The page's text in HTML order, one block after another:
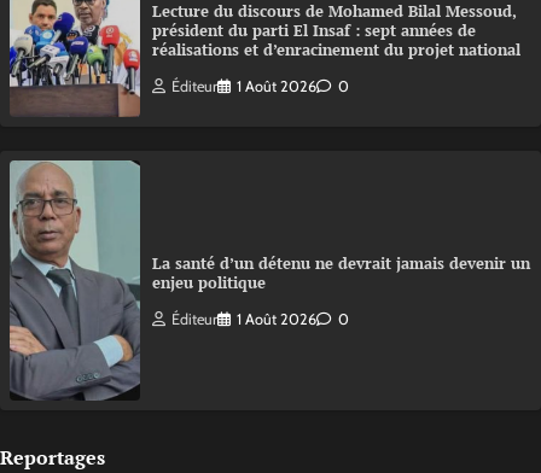
Lecture du discours de Mohamed Bilal Messoud,
président du parti El Insaf : sept années de
réalisations et d’enracinement du projet national
Éditeur 1 Août 2026 0
La santé d’un détenu ne devrait jamais devenir un
enjeu politique
Éditeur 1 Août 2026 0
Reportages